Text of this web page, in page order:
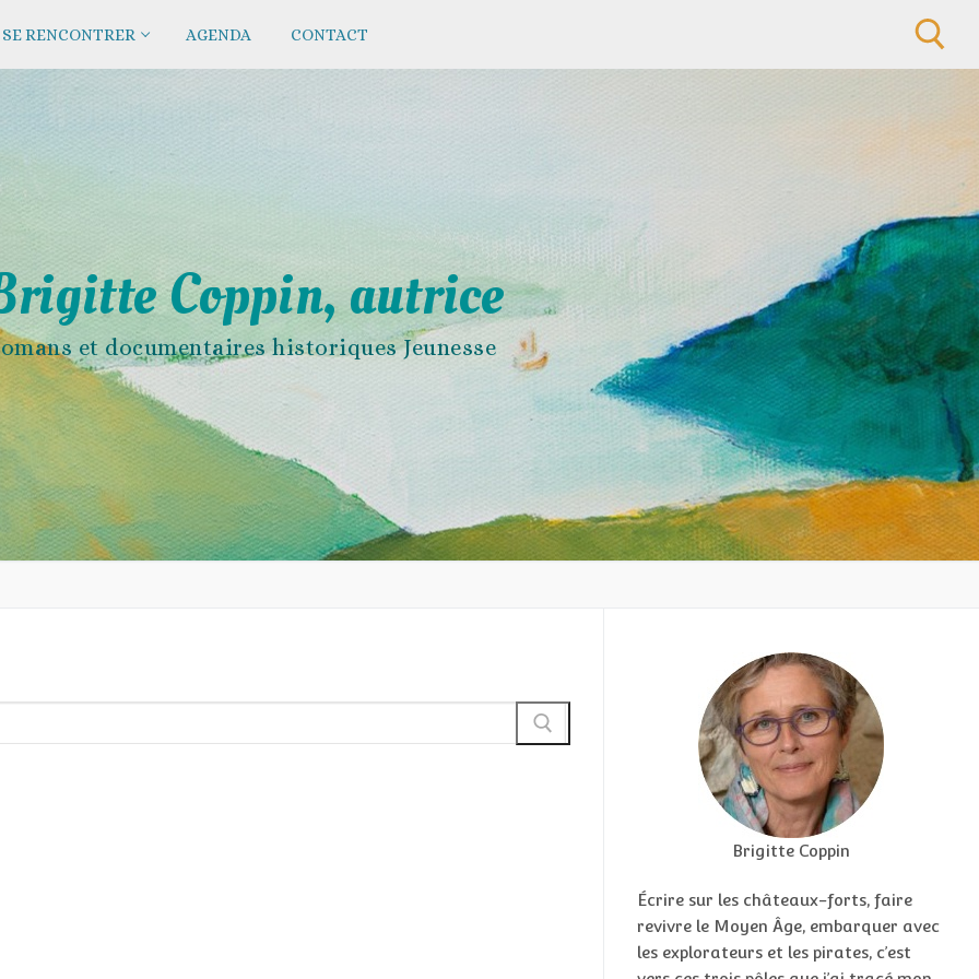
SE RENCONTRER AGENDA CONTACT
Coppin, autrice
et documentaires historiques Jeunesse
Brigitte Coppin
Écrire sur les châteaux-forts, faire
revivre le Moyen Âge, embarquer avec
les explorateurs et les pirates, c’est